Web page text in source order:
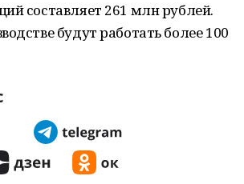
составляет 261 млн рублей.
будут работать более 100